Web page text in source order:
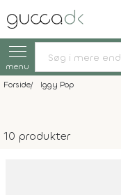
menu
Forside Iggy Pop
10 produkter